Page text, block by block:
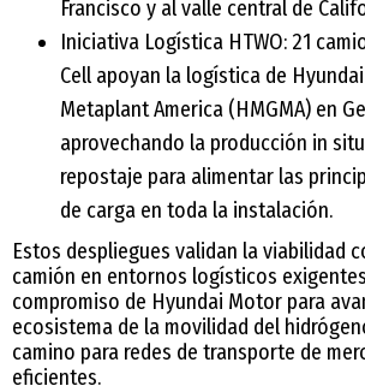
Francisco y al valle central de
Iniciativa Logística HTWO: 21
Cell apoyan la logística de
Metaplant America (HMGMA) en
aprovechando la producción in
repostaje para alimentar las
de carga en toda la instalación.
Estos despliegues validan la viabilidad
camión en entornos logísticos
compromiso de Hyundai Motor para
ecosistema de la movilidad del
camino para redes de transporte de
eficientes.